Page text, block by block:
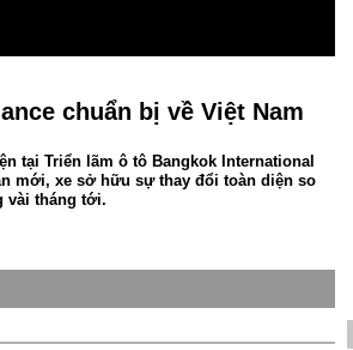
chuẩn bị về Việt Nam
tại Triển lãm ô tô Bangkok International
mới, xe sở hữu sự thay đổi toàn diện so
vài tháng tới.